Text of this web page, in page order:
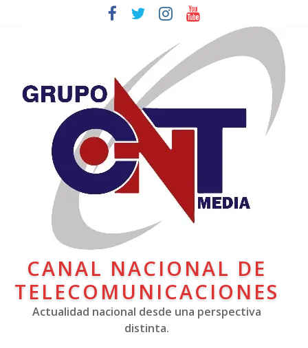
CANAL NACIONAL DE
TELECOMUNICACIONES
Actualidad nacional desde una perspectiva
distinta.